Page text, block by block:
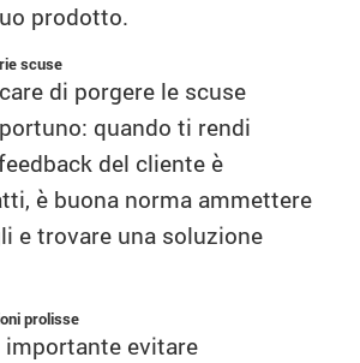
prodotto.
scuse
di porgere le scuse
quando ti rendi
del cliente è
è buona norma ammettere
e trovare una soluzione
prolisse
evitare